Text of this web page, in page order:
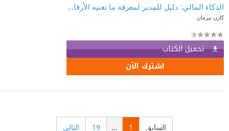
الذكاء المالي: دليل للمدير لمعرفة ما تعنيه الأرقام في الحقيقة
كارن بيرمان
تحميل الكتاب
اشترك الآن
السابق 1
...
19 التالي